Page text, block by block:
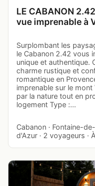
LE CABANON
vue imprenable à
Surplombant les
le Cabanon 2.42 vous
unique et authentique.
charme rustique et
romantique en
imprenable sur le
par la nature tout en
logement Type :…
Cabanon · Fontaine-
d'Azur · 2 voyageurs ·